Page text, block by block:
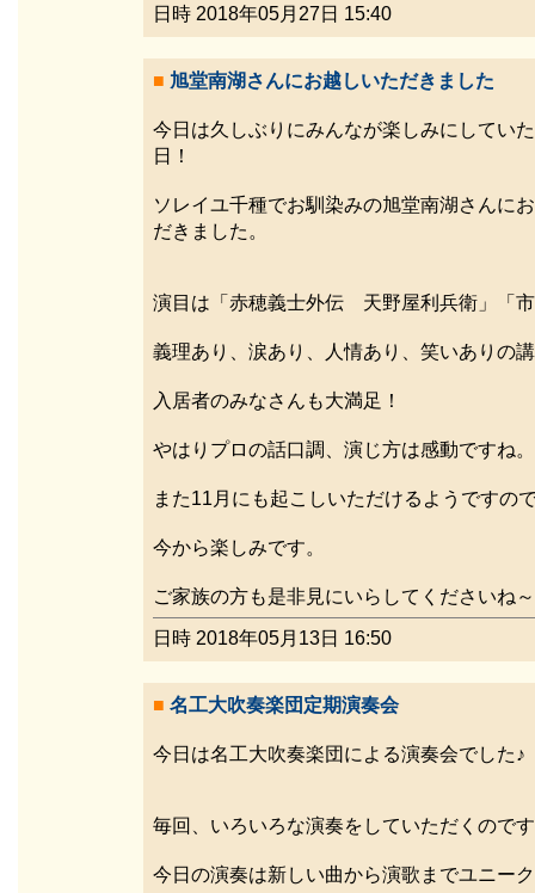
日時 2018年05月27日 15:40
■ 旭堂南湖さんにお越しいただきました
今日は久しぶりにみんなが楽しみにしてい
日！
ソレイユ千種でお馴染みの旭堂南湖さんに
だきました。
演目は「赤穂義士外伝 天野屋利兵衛」「
義理あり、涙あり、人情あり、笑いありの
入居者のみなさんも大満足！
やはりプロの話口調、演じ方は感動ですね。
また11月にも起こしいただけるようですの
今から楽しみです。
ご家族の方も是非見にいらしてくださいね～
日時 2018年05月13日 16:50
■ 名工大吹奏楽団定期演奏会
今日は名工大吹奏楽団による演奏会でした♪
毎回、いろいろな演奏をしていただくので
今日の演奏は新しい曲から演歌までユニー